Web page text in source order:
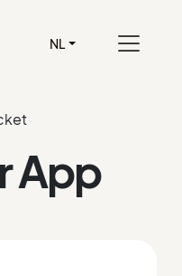
NL
App